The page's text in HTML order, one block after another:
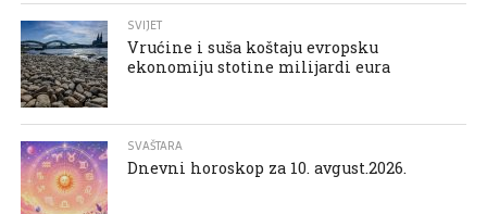
SVIJET
Vrućine i suša koštaju evropsku
ekonomiju stotine milijardi eura
SVAŠTARA
Dnevni horoskop za 10. avgust.2026.